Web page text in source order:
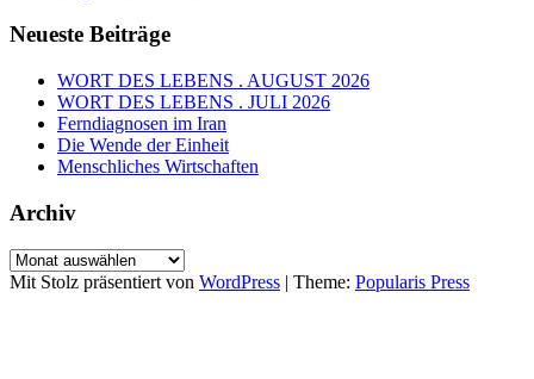
Neueste Beiträge
WORT DES LEBENS . AUGUST 2026
WORT DES LEBENS . JULI 2026
Ferndiagnosen im Iran
Die Wende der Einheit
Menschliches Wirtschaften
Archiv
Archiv
Mit Stolz präsentiert von WordPress | Theme: Popularis Press